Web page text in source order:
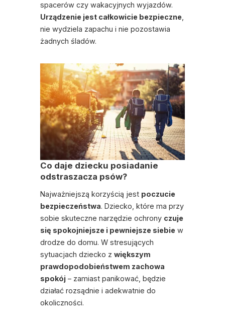
spacerów czy wakacyjnych wyjazdów.
Urządzenie jest całkowicie bezpieczne
nie wydziela zapachu i nie pozostawia
żadnych śladów.
Co daje dziecku posiadanie
odstraszacza psów?
Najważniejszą korzyścią jest poczucie
bezpieczeństwa. Dziecko, które ma przy
sobie skuteczne narzędzie ochrony czuje
się spokojniejsze i pewniejsze siebie w
drodze do domu. W stresujących
sytuacjach dziecko z większym
prawdopodobieństwem zachowa
spokój – zamiast panikować, będzie
działać rozsądnie i adekwatnie do
okoliczności.